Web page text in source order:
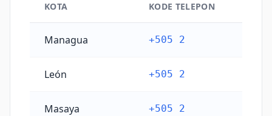
KOTA KODE TELEPON
Managua +505 2
León +505 2
Masaya +505 2